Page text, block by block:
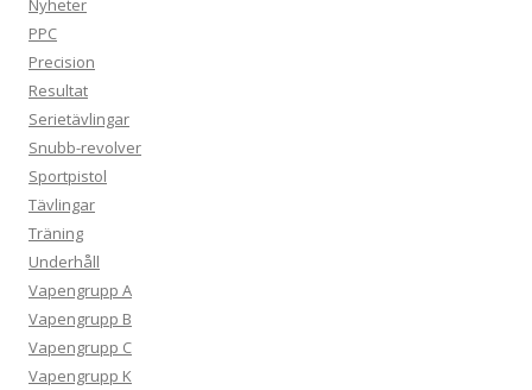
Nyheter
PPC
Precision
Resultat
Serietävlingar
Snubb-revolver
Sportpistol
Tävlingar
Träning
Underhåll
Vapengrupp A
Vapengrupp B
Vapengrupp C
Vapengrupp K